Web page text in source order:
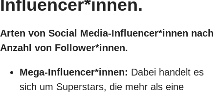
Influencer*innen.
Arten von Social Media-Influencer*innen nach
Anzahl von Follower*innen.
Mega-Influencer*innen: Dabei handelt es
sich um Superstars, die mehr als eine